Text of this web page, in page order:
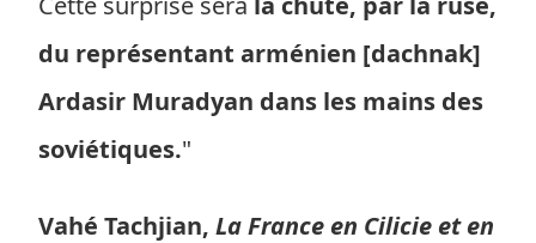
du représentant arménien [dachnak]
Ardasir Muradyan dans les mains des
soviétiques."
Vahé Tachjian, La France en Cilicie et en